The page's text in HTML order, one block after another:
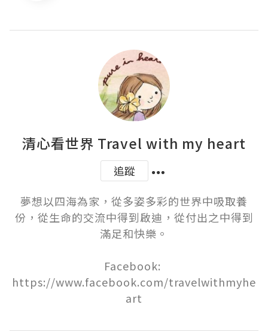
清心看世界 Travel with my heart
追蹤
夢想以四海為家，從多姿多彩的世界中吸取養
份，從生命的交流中得到啟迪，從付出之中得到
滿足和快樂。
Facebook:
https://www.facebook.com/travelwithmyhe
art